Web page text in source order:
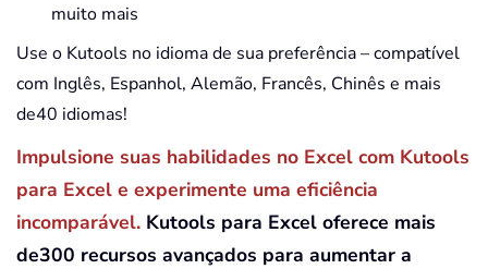
muito mais
Use o Kutools no idioma de sua preferência – compatível
com Inglês, Espanhol, Alemão, Francês, Chinês e mais
de40 idiomas!
Impulsione suas habilidades no Excel com Kutools
para Excel e experimente uma eficiência
incomparável. Kutools para Excel oferece mais
de300 recursos avançados para aumentar a